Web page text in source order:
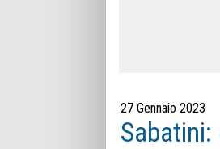
27 Gennaio 2023
Sabatini: